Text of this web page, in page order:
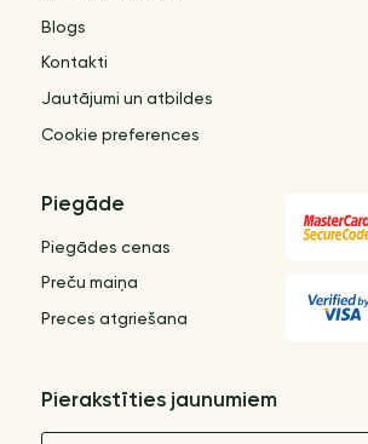
Blogs
Kontakti
Jautājumi un atbildes
Cookie preferences
Piegāde
Piegādes cenas
Preču maiņa
Preces atgriešana
Pierakstīties jaunumiem